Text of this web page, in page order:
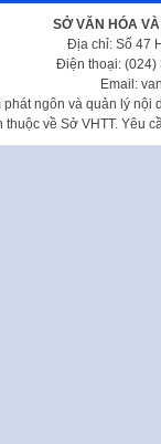
SỞ VĂN HÓA
Địa chỉ: Số 47
Điện thoại: (024)
Email:
ngôn và quản lý nội
thuộc về Sở VHTT. Yêu